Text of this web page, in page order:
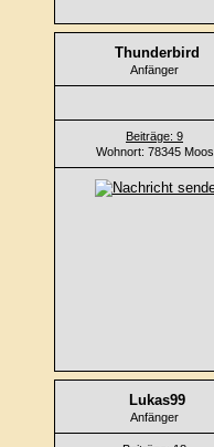
Thunderbird
Anfänger
Beiträge: 9
Wohnort: 78345 Moos
Lukas99
Anfänger